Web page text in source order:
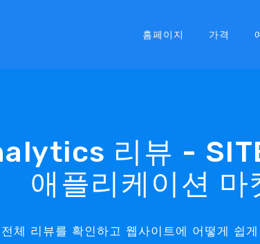
홈페이지 가격
리뷰 -
애플리케이션 마
체 리뷰를 확인하고 웹사이트에 어떻게 쉽